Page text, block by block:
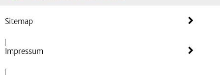
Sitemap
Impressum